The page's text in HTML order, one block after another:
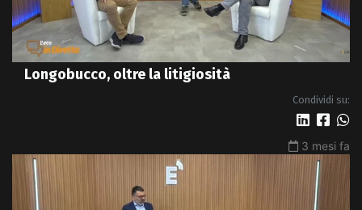
Longobucco, oltre la litigiosità
Condividi su:
3 mesi fa